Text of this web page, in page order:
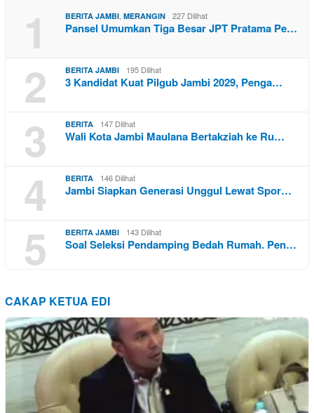
1 BERITA JAMBI, MERANGIN 227 Dilihat
Pansel Umumkan Tiga Besar JPT Pratama Pe…
2 BERITA JAMBI 195 Dilihat
3 Kandidat Kuat Pilgub Jambi 2029, Penga…
3 BERITA 147 Dilihat
Wali Kota Jambi Maulana Bertakziah ke Ru…
4 BERITA 146 Dilihat
Jambi Siapkan Generasi Unggul Lewat Spor…
5 BERITA JAMBI 143 Dilihat
Soal Seleksi Pendamping Bedah Rumah. Pen…
CAKAP KETUA EDI